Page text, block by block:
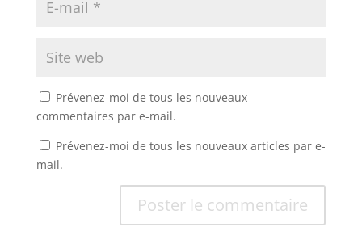
Prévenez-moi de tous les nouveaux
commentaires par e-mail.
Prévenez-moi de tous les nouveaux articles par e-
mail.